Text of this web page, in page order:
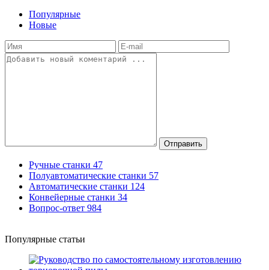
Популярные
Новые
Отправить
Ручные станки 47
Полуавтоматические станки 57
Автоматические станки 124
Конвейерные станки 34
Вопрос-ответ 984
Популярные статьи